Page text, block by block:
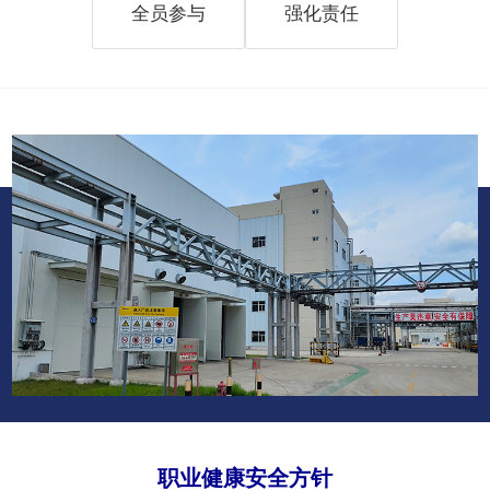
全员参与 强化责任
职业健康安全方针